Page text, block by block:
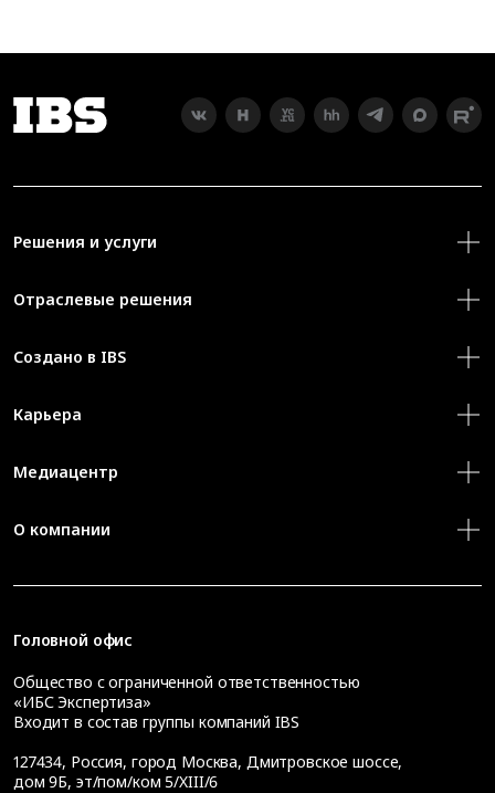
Решения и услуги
Отраслевые решения
Создано в IBS
Карьера
Медиацентр
О компании
Головной офис
Общество с ограниченной ответственностью
«ИБС Экспертиза»
Входит в состав группы компаний IBS
127434, Россия, город Москва, Дмитровское шоссе,
дом 9Б, эт/пом/ком 5/XIII/6